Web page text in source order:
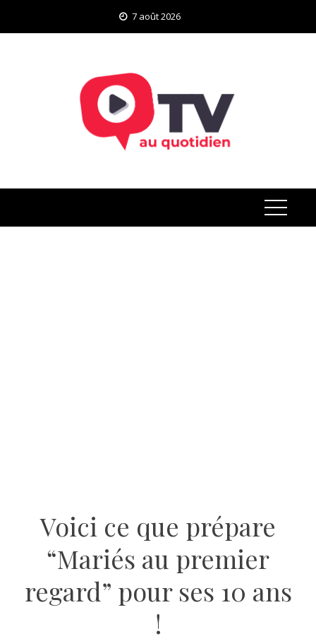
7 août 2026
Voici ce que prépare
“Mariés au premier
regard” pour ses 10 ans
!